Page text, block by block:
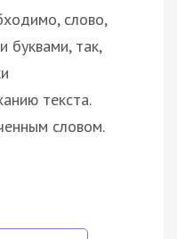
слово,
буквами, так,
текста.
словом.